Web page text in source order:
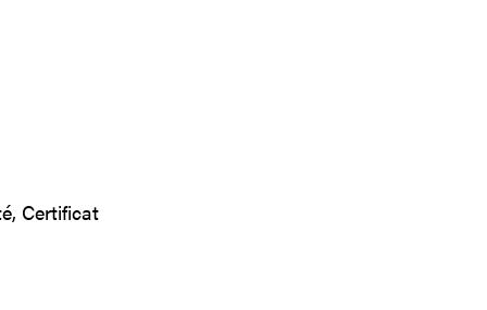
Certificat